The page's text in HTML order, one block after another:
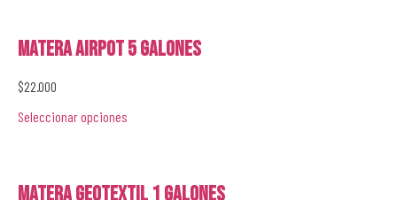
Matera Airpot 5 galones
$22.000
Seleccionar opciones
Matera GeoTextil 1 galones